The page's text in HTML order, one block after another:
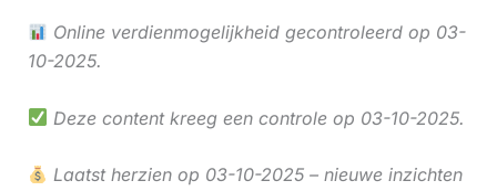
Online verdienmogelijkheid gecontroleerd op 03-
10-2025.
Deze content kreeg een controle op 03-10-2025.
Laatst herzien op 03-10-2025 – nieuwe inzichten